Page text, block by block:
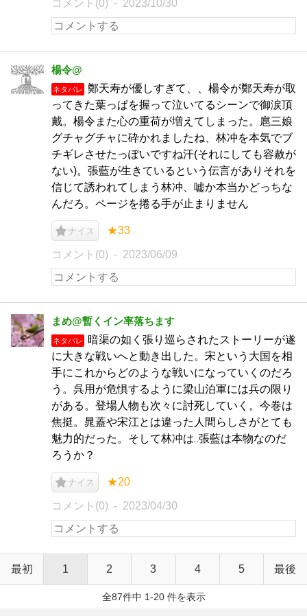
コメント(0) 2023/10/30
楊令@
ネタバレ
鄭天寿が優しすぎて、、楊令が鄭天寿が取
ってきた葉っぱを握って泣いてるシーンで御涙頂
戴。楊令また心の重荷が増えてしまった。扈三娘
グチャグチャに砕かれましたね、林冲を本気でブ
チギレさせたっぽいですね汗(それにしても容赦が
ない)。張藍が生きているという伝言がありそれを
信じて誘われてしまう林冲、嘘か本当かどっちな
んだろ。ページを捲る手が止まりません
ナイス ★33
コメント(0) 2023/06/09
まめ@暫くイン率落ちます
ネタバレ
暗渠の如く張り巡らされたストーリーが遂
に大きな戦いへと動き出した。宋という大国を相
手にこれからどのような戦いになっていくのだろ
う。呉用が危惧するように梁山泊軍には兵の限り
がある。登場人物も次々に討死していく。今巻は
焦挺。晁蓋や宋江とは違った人間らしさがとても
魅力的だった。そして林冲は‥張藍は本物なのだ
ろうか？
ナイス ★20
コメント(0) 2023/04/30
最初 1 2 3 4 5 最後
全87件中 1-20 件を表示